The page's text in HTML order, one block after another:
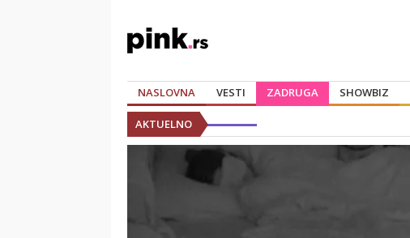
NASLOVNA VESTI ZADRUGA SHOWBIZ
AKTUELNO